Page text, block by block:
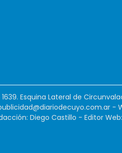
Esquina Lateral de
-
Diego Castillo - Editor